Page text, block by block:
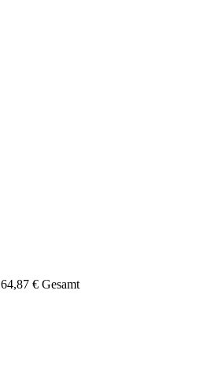
64,87 € Gesamt